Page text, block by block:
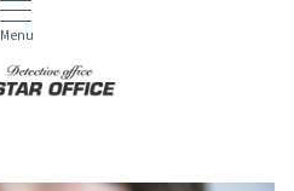
Menu